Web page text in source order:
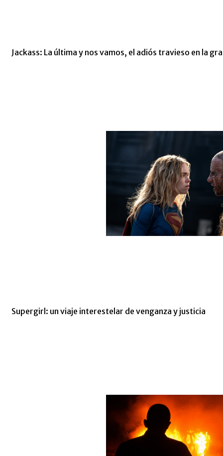
Jackass: La última y nos vamos, el adiós travieso en la
Supergirl: un viaje interestelar de venganza y justicia